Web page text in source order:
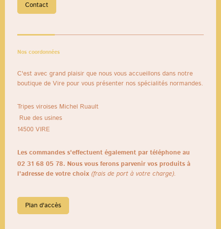
Contact
Nos coordonnées
C'est avec grand plaisir que nous vous accueillons dans notre
boutique de Vire pour vous présenter nos spécialités normandes.
Tripes viroises Michel Ruault
Rue des usines
14500 VIRE
Les commandes s'effectuent également par téléphone au
02 31 68 05 78. Nous vous ferons parvenir vos produits à
l'adresse de votre choix (frais de port à votre charge).
Plan d'accès